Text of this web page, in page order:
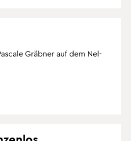
Gräb­ner auf dem Nel­